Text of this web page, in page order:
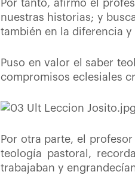
Por tanto, afirmó el
nuestras historias; y
también en la diferencia
Puso en valor el saber
compromisos eclesiales
Por otra parte, el
teología pastoral,
trabajaban y